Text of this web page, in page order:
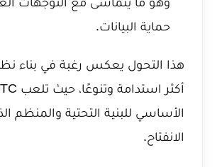
حماية البيانات.
هذا التحول يعكس رغبة في بناء
الأساسي للبنية التحتية والمنظم
الانفتاح.